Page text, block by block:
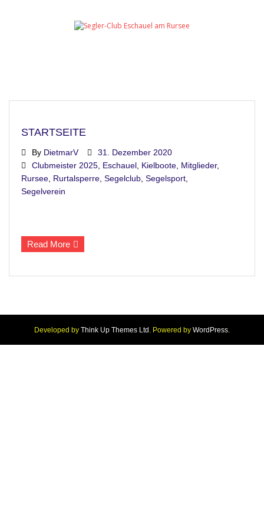
Nur für Mitglieder
STARTSEITE
By DietmarV
31. Dezember 2020
Clubmeister 2025, Eschauel , Kielboote, Mitglieder,
Rursee, Rurtalsperre, Segelclub, Segelsport,
Segelverein
Read More
Developed by Think Up Themes Ltd . Powered by WordPress.